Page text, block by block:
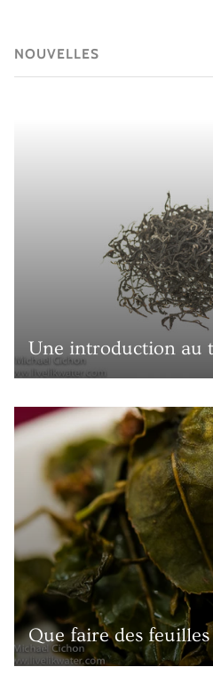
NOUVELLES
Une introduction au
Que faire des feuilles